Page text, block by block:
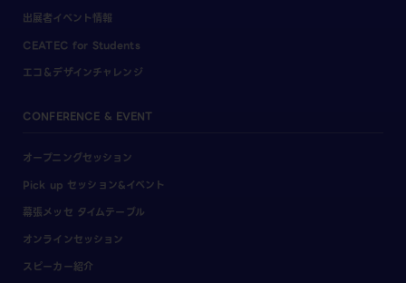
出展者イベント情報
CEATEC for Students
エコ＆デザインチャレンジ
CONFERENCE & EVENT
オープニングセッション
Pick up セッション&イベント
幕張メッセ タイムテーブル
オンラインセッション
スピーカー紹介